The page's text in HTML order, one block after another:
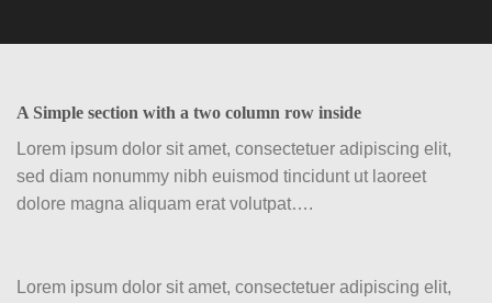
A Simple section with a two column row inside
Lorem ipsum dolor sit amet, consectetuer adipiscing elit,
sed diam nonummy nibh euismod tincidunt ut laoreet
dolore magna aliquam erat volutpat….
Lorem ipsum dolor sit amet, consectetuer adipiscing elit,